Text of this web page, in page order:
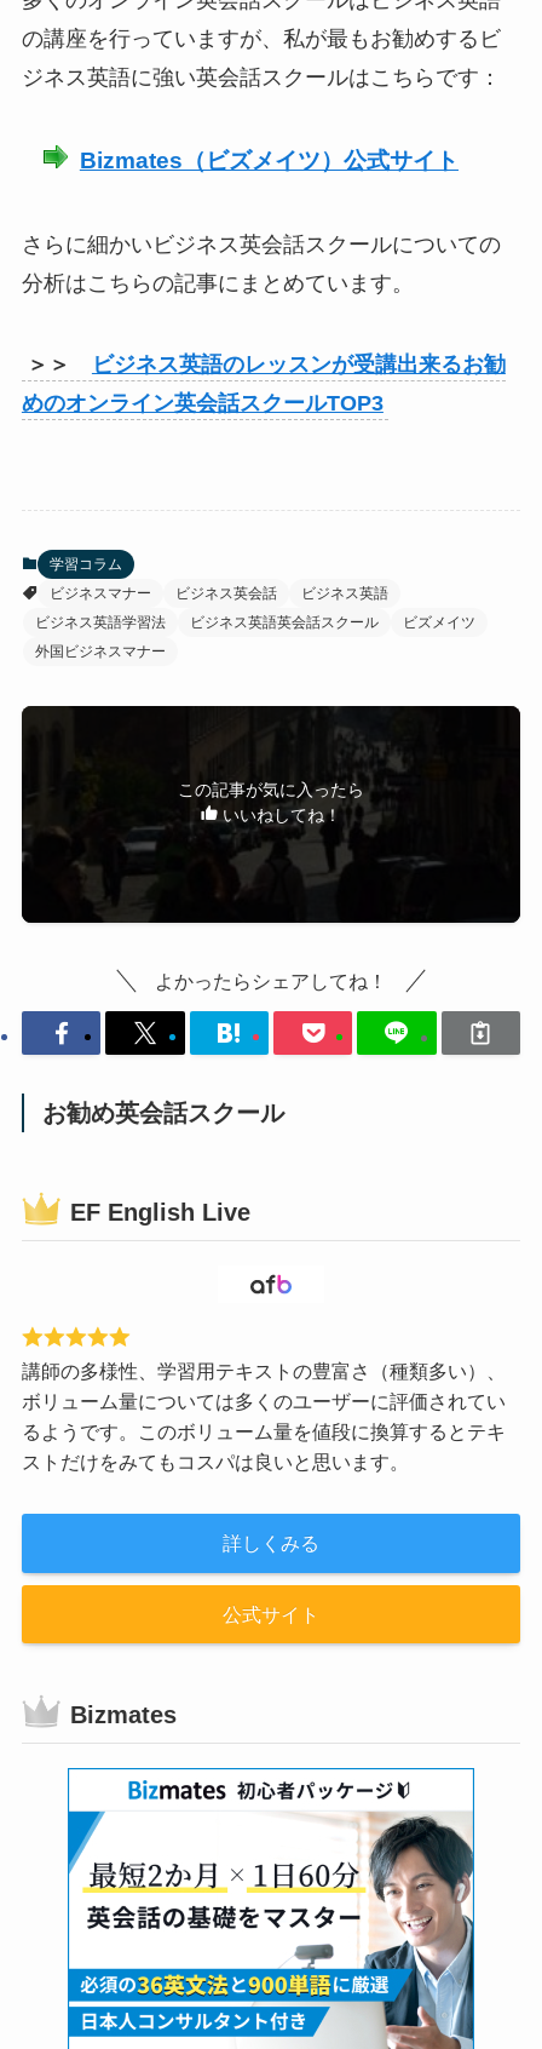
の講座を行っていますが、私が最もお勧めするビ
ジネス英語に強い英会話スクールはこちらです：
Bizmates（ビズメイツ）公式サイト
さらに細かいビジネス英会話スクールについての
分析はこちらの記事にまとめています。
＞＞
ビジネス英語のレッスンが受講出来るお勧
めのオンライン英会話スクールTOP3
学習コラム
ビジネスマナー
ビジネス英会話
ビジネス英語
ビジネス英語学習法
ビジネス英語英会話スクール
ビズメイツ
外国ビジネスマナー
この記事が気に入ったら
いいねしてね！
よかったらシェアしてね！
お勧め英会話スクール
EF English Live
講師の多様性、学習用テキストの豊富さ（種類多い）、
ボリューム量については多くのユーザーに評価されてい
るようです。このボリューム量を値段に換算するとテキ
ストだけをみてもコスパは良いと思います。
詳しくみる
公式サイト
Bizmates